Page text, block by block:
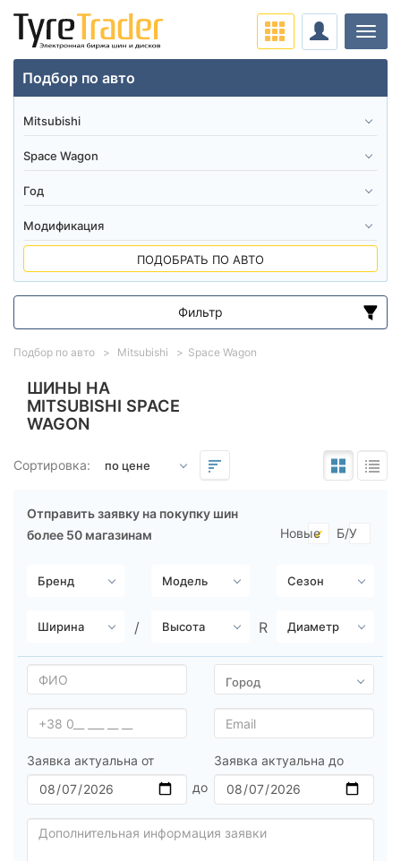
ШИНЫ НА
MITSUBISHI SPACE
WAGON
Сортировка:
Отправить заявку на покупку шин
более 50 магазинам
Новые Б/У
Заявка актуальна от Заявка актуальна до
Подбор по авто Mitsubishi Space Wagon
Подбор по авто
ПОДОБРАТЬ ПО АВТО
Фильтр
Диапазон цен
от
всесезонная
летняя
Continental
Triangle
Hankook